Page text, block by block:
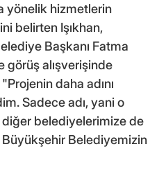
yönelik hizmetlerin
belirten Işıkhan,
Başkanı Fatma
görüş alışverişinde
daha adını
Sadece adı, yani o
belediyelerimize de
Belediyemizin